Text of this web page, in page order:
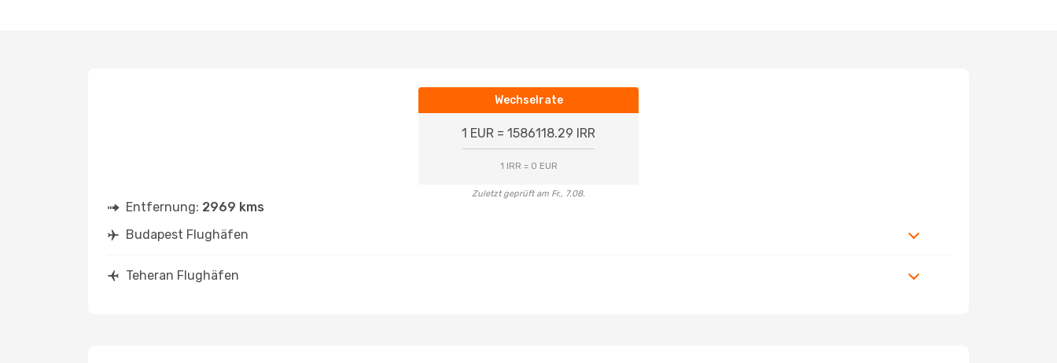
Wechselrate
1 EUR = 1586118.29 IRR
1 IRR = 0 EUR
Zuletzt geprüft am Fr., 7.08.
Entfernung: 2969 kms
Budapest Flughäfen
Teheran Flughäfen